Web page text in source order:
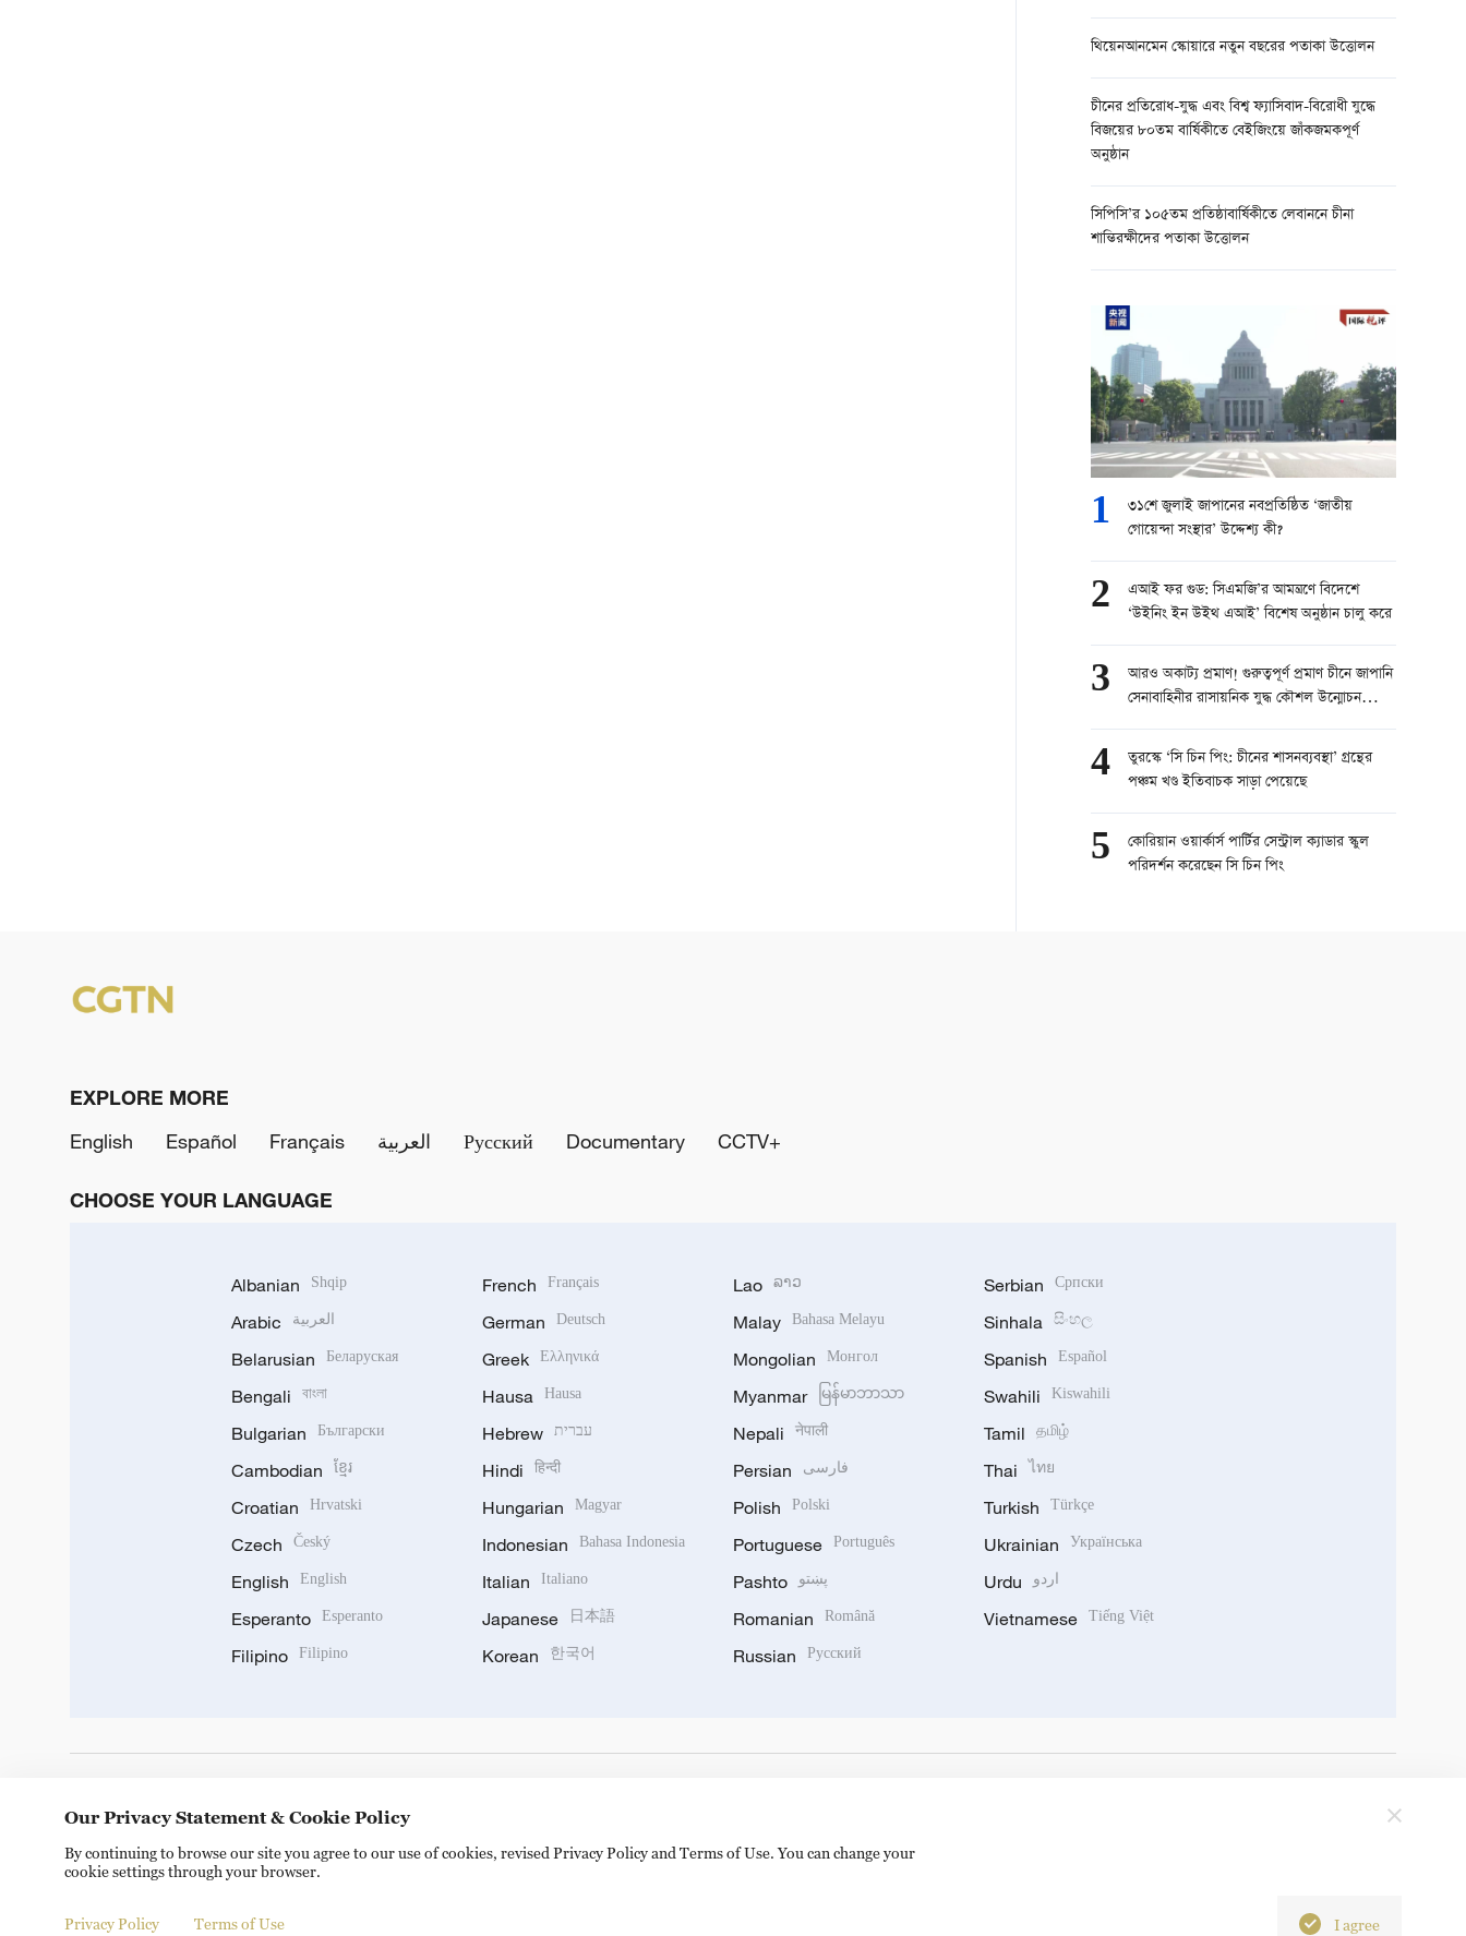
থিয়েনআনমেন স্কোয়ারে নতুন বছরের পতাকা উত্তোলন
চীনের প্রতিরোধ-যুদ্ধ এবং বিশ্ব ফ্যাসিবাদ-বিরোধী যুদ্ধে
বিজয়ের ৮০তম বার্ষিকীতে বেইজিংয়ে জাঁকজমকপূর্ণ
অনুষ্ঠান
সিপিসি’র ১০৫তম প্রতিষ্ঠাবার্ষিকীতে লেবাননে চীনা
শান্তিরক্ষীদের পতাকা উত্তোলন
1
৩১শে জুলাই জাপানের নবপ্রতিষ্ঠিত ‘জাতীয়
গোয়েন্দা সংস্থার’ উদ্দেশ্য কী?
2
এআই ফর গুড: সিএমজি’র আমন্ত্রণে বিদেশে
‘উইনিং ইন উইথ এআই’ বিশেষ অনুষ্ঠান চালু করে
3
আরও অকাট্য প্রমাণ! গুরুত্বপূর্ণ প্রমাণ চীনে জাপানি
সেনাবাহিনীর রাসায়নিক যুদ্ধ কৌশল উন্মোচন
4
তুরস্কে ‘সি চিন পিং: চীনের শাসনব্যবস্থা’ গ্রন্থের
পঞ্চম খণ্ড ইতিবাচক সাড়া পেয়েছে
5
কোরিয়ান ওয়ার্কার্স পার্টির সেন্ট্রাল ক্যাডার স্কুল
পরিদর্শন করেছেন সি চিন পিং
EXPLORE MORE
English
Español Français العربية Русский Documentary CCTV+
CHOOSE YOUR LANGUAGE
Albanian Shqip
Arabic العربية
Belarusian Беларуская
Bengali বাংলা
Bulgarian Български
Cambodian ខ្មែរ
Croatian Hrvatski
Czech Český
English English
Esperanto Esperanto
Filipino Filipino
French Français
German Deutsch
Greek Ελληνικά
Hausa Hausa
Hebrew עברית
Hindi हिन्दी
Hungarian Magyar
Indonesian Bahasa Indonesia
Italian Italiano
Japanese 日本語
Korean 한국어
Lao ລາວ
Malay Bahasa Melayu
Mongolian Монгол
Myanmar မြန်မာဘာသာ
Nepali नेपाली
Persian فارسی
Polish Polski
Portuguese Português
Pashto پښتو
Romanian Română
Russian Русский
Serbian Српски
Sinhala සිංහල
Spanish Español
Swahili Kiswahili
Tamil தமிழ்
Thai ไทย
Turkish Türkçe
Ukrainian Українська
Urdu اردو
Vietnamese Tiếng Việt
Copyright © 2024 CGTN. 京ICP备20000184号
Our Privacy Statement & Cookie Policy
By continuing to browse our site you agree to our use of cookies, revised Privacy Policy and Terms of Use. You can change your
cookie settings through your browser.
Privacy Policy Terms of Use I agree